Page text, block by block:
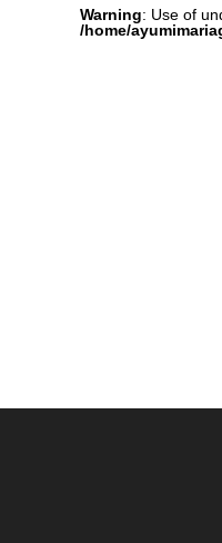
Warning: Use of
/home/